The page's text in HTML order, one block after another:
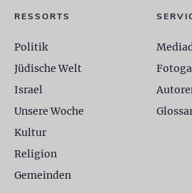
RESSORTS
Politik
Jüdische Welt
Israel
Unsere Woche
Kultur
Religion
Gemeinden